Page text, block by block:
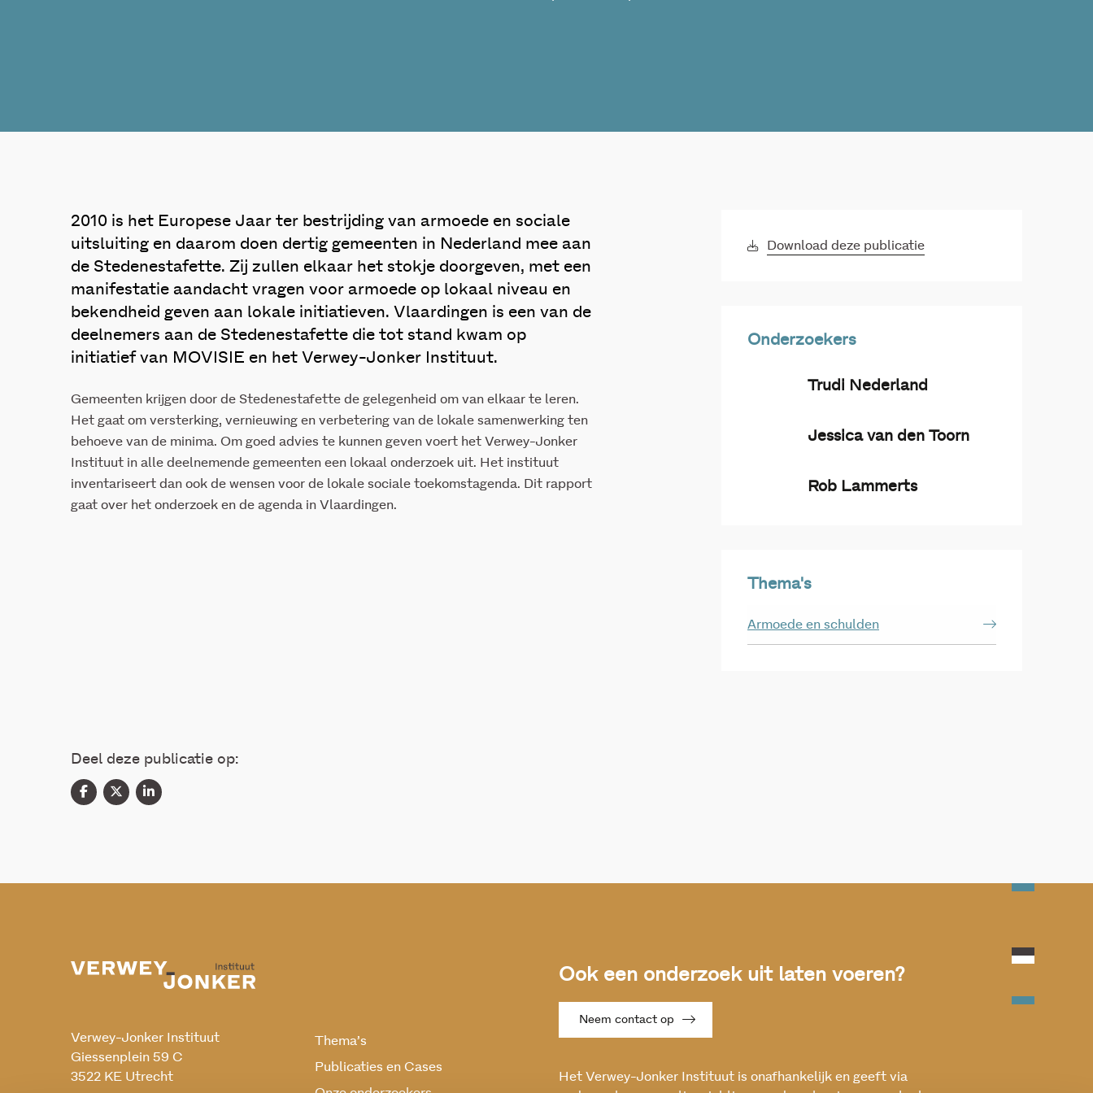
2010 is het Europese Jaar ter bestrijding van armoede en sociale
uitsluiting en daarom doen dertig gemeenten in Nederland mee aan
de Stedenestafette. Zij zullen elkaar het stokje doorgeven, met een
manifestatie aandacht vragen voor armoede op lokaal niveau en
bekendheid geven aan lokale initiatieven. Vlaardingen is een van de
deelnemers aan de Stedenestafette die tot stand kwam op
initiatief van MOVISIE en het Verwey-Jonker Instituut.
Gemeenten krijgen door de Stedenestafette de gelegenheid om van elkaar te leren.
Het gaat om versterking, vernieuwing en verbetering van de lokale samenwerking ten
behoeve van de minima. Om goed advies te kunnen geven voert het Verwey-Jonker
Instituut in alle deelnemende gemeenten een lokaal onderzoek uit. Het instituut
inventariseert dan ook de wensen voor de lokale sociale toekomstagenda. Dit rapport
gaat over het onderzoek en de agenda in Vlaardingen.
Download deze publicatie
Onderzoekers
Trudi Nederland
Jessica van den Toorn
Rob Lammerts
Thema's
Armoede en schulden
Deel deze publicatie op:
Verwey-Jonker Instituut
Giessenplein 59 C
3522 KE Utrecht
Thema’s
Publicaties en Cases
Ook een onderzoek uit laten voeren?
Neem contact op
Het Verwey-Jonker Instituut is onafhankelijk en geeft via